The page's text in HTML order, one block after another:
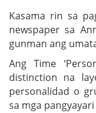
Kasama rin sa
newspaper sa
gunman ang
Ang Time
distinction na
personalidad o
sa mga